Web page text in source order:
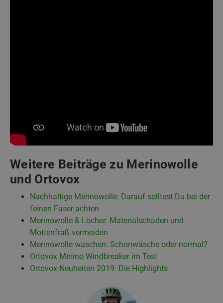
Weitere Beiträge zu Merinowolle
und Ortovox
Nachhaltige Merinowolle: Darauf solltest Du bei der
feinen Faser achten
Merinowolle & Löcher: Materialschäden und
Mottenfraß vermeiden
Merinowolle waschen: Schonwäsche oder normal?
Ortovox Merino Windbreaker im Test
Ortovox-Neuheiten 2019: Die Highlights